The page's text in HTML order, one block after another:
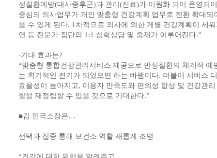
성질환예방(대사증후군)과 관리(진료)가 이원화 되어 운영되
중심의 의사업무가 개인 맞춤형 건강계획 업무로 전환 확대
을 수 있게 된다. 1차적으로 의사에 의한 개별 건강계획이 세
연 등 전문가 집단의 1:1 심화상담 및 중재가 이루어진다.”
-기대 효과는?
“맞춤형 통합건강관리서비스 제공으로 만성질환의 체계적 예
는 획기적인 전기가 되었으면 하는 바램이다. 더불어 서비스
효율성이 높아지고, 이용자 만족도와 편의성 향상 및 건강관
할을 재정립할 수 있을 것으로 기대한다.”
■김 인국소장은…
선택과 집중 통해 보건소 역할 새롭게 조명